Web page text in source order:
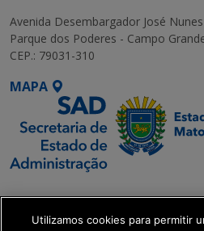
Avenida Desembargador José
Parque dos Poderes - Campo
CEP.: 79031-310
MAPA
SETDIG | Secretaria-
Executiva de
Utilizamos cookies para permitir